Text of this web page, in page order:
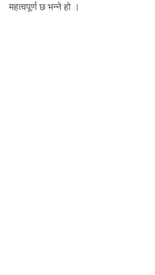
महत्वपूर्ण छ भन्ने हो ।